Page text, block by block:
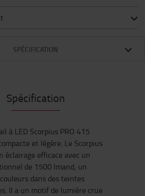
SPÉCIFICATION
Spécification
à LED Scorpius PRO 415
et légère. Le Scorpius
éclairage efficace avec un
de 1500 lmand, un
dans des teintes
Il a un motif de lumière crue